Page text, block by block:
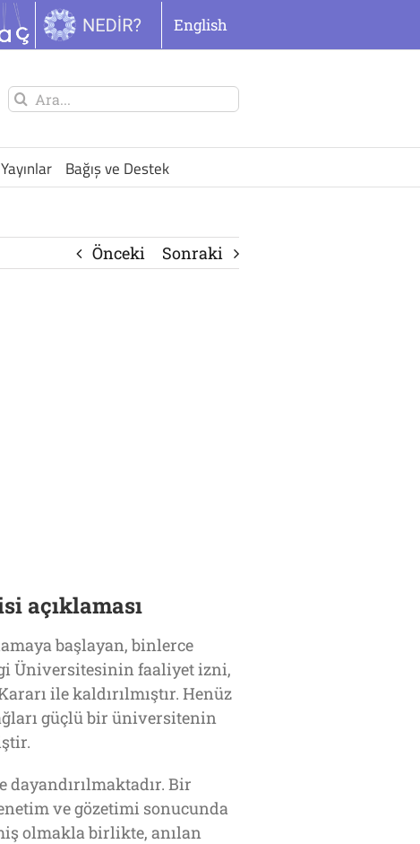
English
Şunu
Yayınlar Bağış ve Destek
Önceki Sonraki
açıklaması
başlayan, binlerce
Üniversitesinin faaliyet izni,
ile kaldırılmıştır. Henüz
güçlü bir üniversitenin
dayandırılmaktadır. Bir
ve gözetimi sonucunda
olmakla birlikte, anılan